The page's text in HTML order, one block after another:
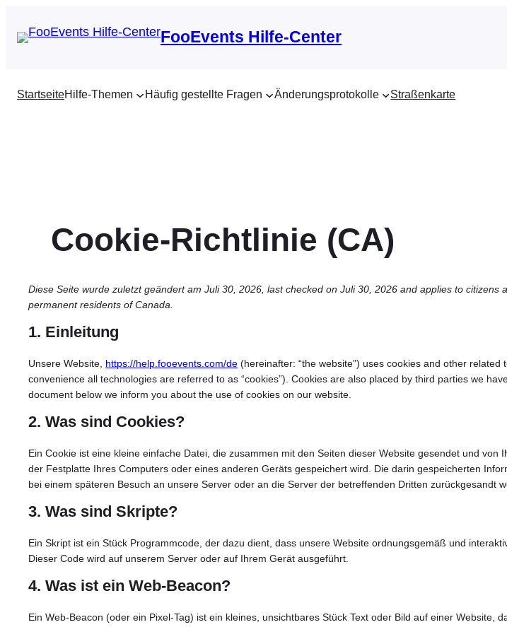
Inhalt
FooEvents Hilfe-Center
StartseiteHilfe-Themen Häufig gestellte Fragen Änderungsprotokolle Straßenkarte
Cookie-Richtlinie (CA)
Diese Seite wurde zuletzt geändert am Juli 30, 2026, last checked on Juli 30, 2026 and applies to citizens
permanent residents of Canada.
1. Einleitung
Unsere Website, https://help.fooevents.com/de (hereinafter: “the website”) uses cookies and other related
convenience all technologies are referred to as “cookies”). Cookies are also placed by third parties we
document below we inform you about the use of cookies on our website.
2. Was sind Cookies?
Ein Cookie ist eine kleine einfache Datei, die zusammen mit den Seiten dieser Website gesendet und von
der Festplatte Ihres Computers oder eines anderen Geräts gespeichert wird. Die darin gespeicherten
bei einem späteren Besuch an unsere Server oder an die Server der betreffenden Dritten zurückgesandt
3. Was sind Skripte?
Ein Skript ist ein Stück Programmcode, der dazu dient, dass unsere Website ordnungsgemäß und
Dieser Code wird auf unserem Server oder auf Ihrem Gerät ausgeführt.
4. Was ist ein Web-Beacon?
Ein Web-Beacon (oder ein Pixel-Tag) ist ein kleines, unsichtbares Stück Text oder Bild auf einer Website,